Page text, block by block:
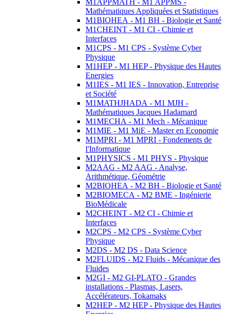
M1APPMATH - M1 APPMS -
Mathématiques Appliquées et Statistiques
M1BIOHEA - M1 BH - Biologie et Santé
M1CHEINT - M1 CI - Chimie et
Interfaces
M1CPS - M1 CPS - Système Cyber
Physique
M1HEP - M1 HEP - Physique des Hautes
Energies
M1IES - M1 IES - Innovation, Entreprise
et Société
M1MATHJHADA - M1 MJH -
Mathématiques Jacques Hadamard
M1MECHA - M1 Mech - Mécanique
M1MIE - M1 MiE - Master en Economie
M1MPRI - M1 MPRI - Fondements de
l'Informatique
M1PHYSICS - M1 PHYS - Physique
M2AAG - M2 AAG - Analyse,
Arithmétique, Géométrie
M2BIOHEA - M2 BH - Biologie et Santé
M2BIOMECA - M2 BME - Ingénierie
BioMédicale
M2CHEINT - M2 CI - Chimie et
Interfaces
M2CPS - M2 CPS - Système Cyber
Physique
M2DS - M2 DS - Data Science
M2FLUIDS - M2 Fluids - Mécanique des
Fluides
M2GI - M2 GI-PLATO - Grandes
installations - Plasmas, Lasers,
Accélérateurs, Tokamaks
M2HEP - M2 HEP - Physique des Hautes